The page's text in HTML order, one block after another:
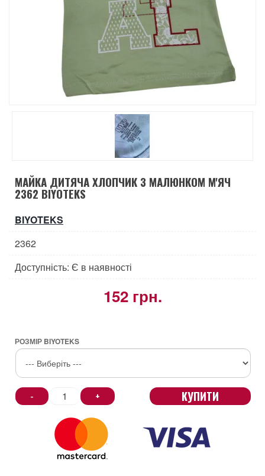
МАЙКА ДИТЯЧА ХЛОПЧИК З МАЛЮНКОМ М'ЯЧ
2362 BIYOTEKS
BIYOTEKS
2362
Доступність: Є в наявності
152 грн.
РОЗМІР BIYOTEKS
- + КУПИТИ